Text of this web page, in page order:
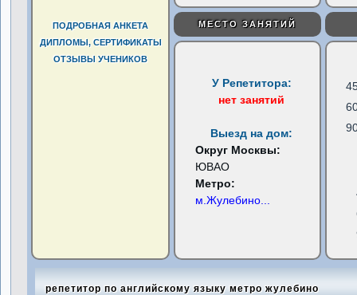
ПОДРОБНАЯ АНКЕТА
ДИПЛОМЫ, СЕРТИФИКАТЫ
ОТЗЫВЫ УЧЕНИКОВ
МЕСТО ЗАНЯТИЙ
У Репетитора:
нет занятий
Выезд на дом:
Округ Москвы:
ЮВАО
Метро:
м.Жулебино
репетитор по английскому языку метро жулебино